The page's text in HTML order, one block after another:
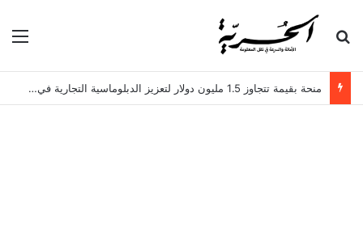
بحث عن
منحة بقيمة تتجاوز 1.5 مليون دولار لتعزيز الدبلوماسية التجارية في تونس!